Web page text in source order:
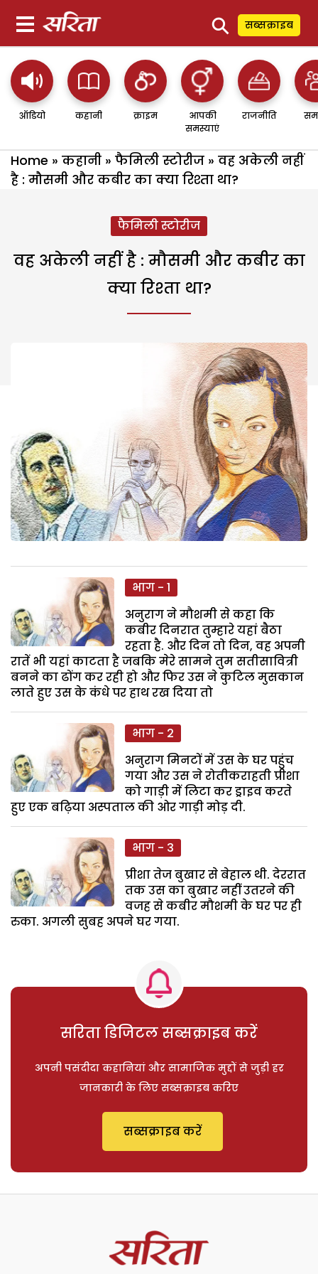
⚲ सब्सक्राइब
ऑडियो कहानी क्राइम
आपकी
समस्याएं
राजनीति
Home » कहानी » फैमिली स्टोरीज » वह अकेली नहीं
है : मौसमी और कबीर का क्या रिश्ता था?
फैमिली स्टोरीज
वह अकेली नहीं है : मौसमी और कबीर का
क्या रिश्ता था?
भाग - 1
अनुराग ने मौशमी से कहा कि
कबीर दिनरात तुम्हारे यहां बैठा
रहता है. और दिन तो दिन, वह अपनी
रातें भी यहां काटता है जबकि मेरे सामने तुम सतीसावित्री
बनने का ढोंग कर रही हो और फिर उस ने कुटिल मुसकान
लाते हुए उस के कंधे पर हाथ रख दिया तो
भाग - 2
अनुराग मिनटों में उस के घर पहुंच
गया और उस ने रोतीकराहती प्रीशा
को गाड़ी में लिटा कर ड्राइव करते
हुए एक बढ़िया अस्पताल की ओर गाड़ी मोड़ दी.
भाग - 3
प्रीशा तेज बुखार से बेहाल थी. देररात
तक उस का बुखार नहीं उतरने की
वजह से कबीर मौशमी के घर पर ही
रुका. अगली सुबह अपने घर गया.
सरिता डिजिटल सब्सक्राइब करें
अपनी पसंदीदा कहानियां और सामाजिक मुद्दों से जुड़ी हर
जानकारी के लिए सब्सक्राइब करिए
सब्सक्राइब करें